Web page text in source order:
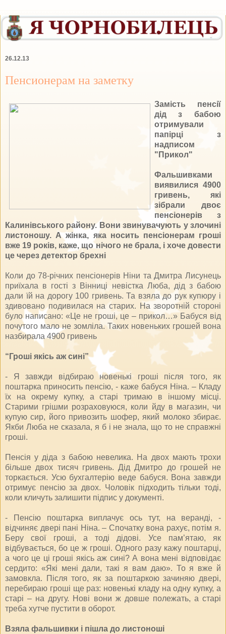
26.12.13
Пенсионерам на заметку
Замість пенсії
дід з бабою
отримували
папірці з
надписом
"Прикол"
Фальшивками
виявилися 4900
гривень, які
зібрали двоє
пенсіонерів з
Калинівського району. Вони звинувачують у злочині
листоношу. А жінка, яка носить пенсіонерам гроші
вже 19 років, каже, що нічого не брала, і хоче довести
це через детектор брехні
Коли до 78-річних пенсіонерів Ніни та Дмитра Лисунець
приїхала в гості з Вінниці невістка Люба, дід з бабою
дали їй на дорогу 100 гривень. Та взяла до рук купюру і
здивовано подивилася на старих. На зворотній стороні
було написано: «Це не гроші, це – прикол…» Бабуся від
почутого мало не зомліла. Таких новеньких грошей вона
назбирала 4900 гривень
“Гроші якісь аж сині”
- Я завжди відбираю новенькі гроші після того, як
поштарка приносить пенсію, - каже бабуся Ніна. – Кладу
їх на окрему купку, а старі тримаю в іншому місці.
Старими грішми розраховуюся, коли йду в магазин, чи
купую сир, його привозить шофер, який молоко збирає.
Якби Люба не сказала, я б і не знала, що то не справжні
гроші.
Пенсія у діда з бабою невелика. На двох мають трохи
більше двох тисяч гривень. Дід Дмитро до грошей не
торкається. Усю бухгалтерію веде бабуся. Вона завжди
отримує пенсію за двох. Чоловік підходить тільки тоді,
коли кличуть залишити підпис у документі.
- Пенсію поштарка виплачує ось тут, на веранді, -
відчиняє двері пані Ніна. – Спочатку вона рахує, потім я.
Беру свої гроші, а тоді дідові. Усе пам’ятаю, як
відбувається, бо це ж гроші. Одного разу кажу поштарці,
а чого це ці гроші якісь аж сині? А вона мені відповідає
сердито: «Які мені дали, такі я вам даю». То я вже й
замовкла. Після того, як за поштаркою зачиняю двері,
перебираю гроші ще раз: новенькі кладу на одну купку, а
старі – на другу. Нові вони ж довше полежать, а старі
треба хутче пустити в оборот.
Взяла фальшивки і пішла до листоноші